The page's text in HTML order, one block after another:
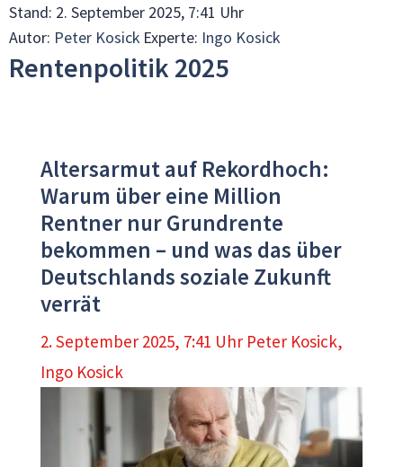
Stand: 2. September 2025, 7:41 Uhr
Autor: Peter Kosick Experte: Ingo Kosick
Rentenpolitik 2025
Altersarmut auf Rekordhoch:
Warum über eine Million
Rentner nur Grundrente
bekommen – und was das über
Deutschlands soziale Zukunft
verrät
2. September 2025, 7:41 Uhr Peter Kosick,
Ingo Kosick